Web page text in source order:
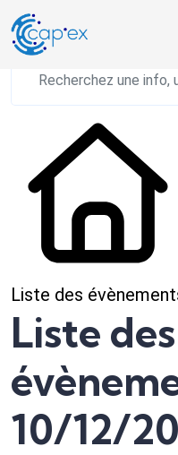
Liste des
Liste des
10/12/